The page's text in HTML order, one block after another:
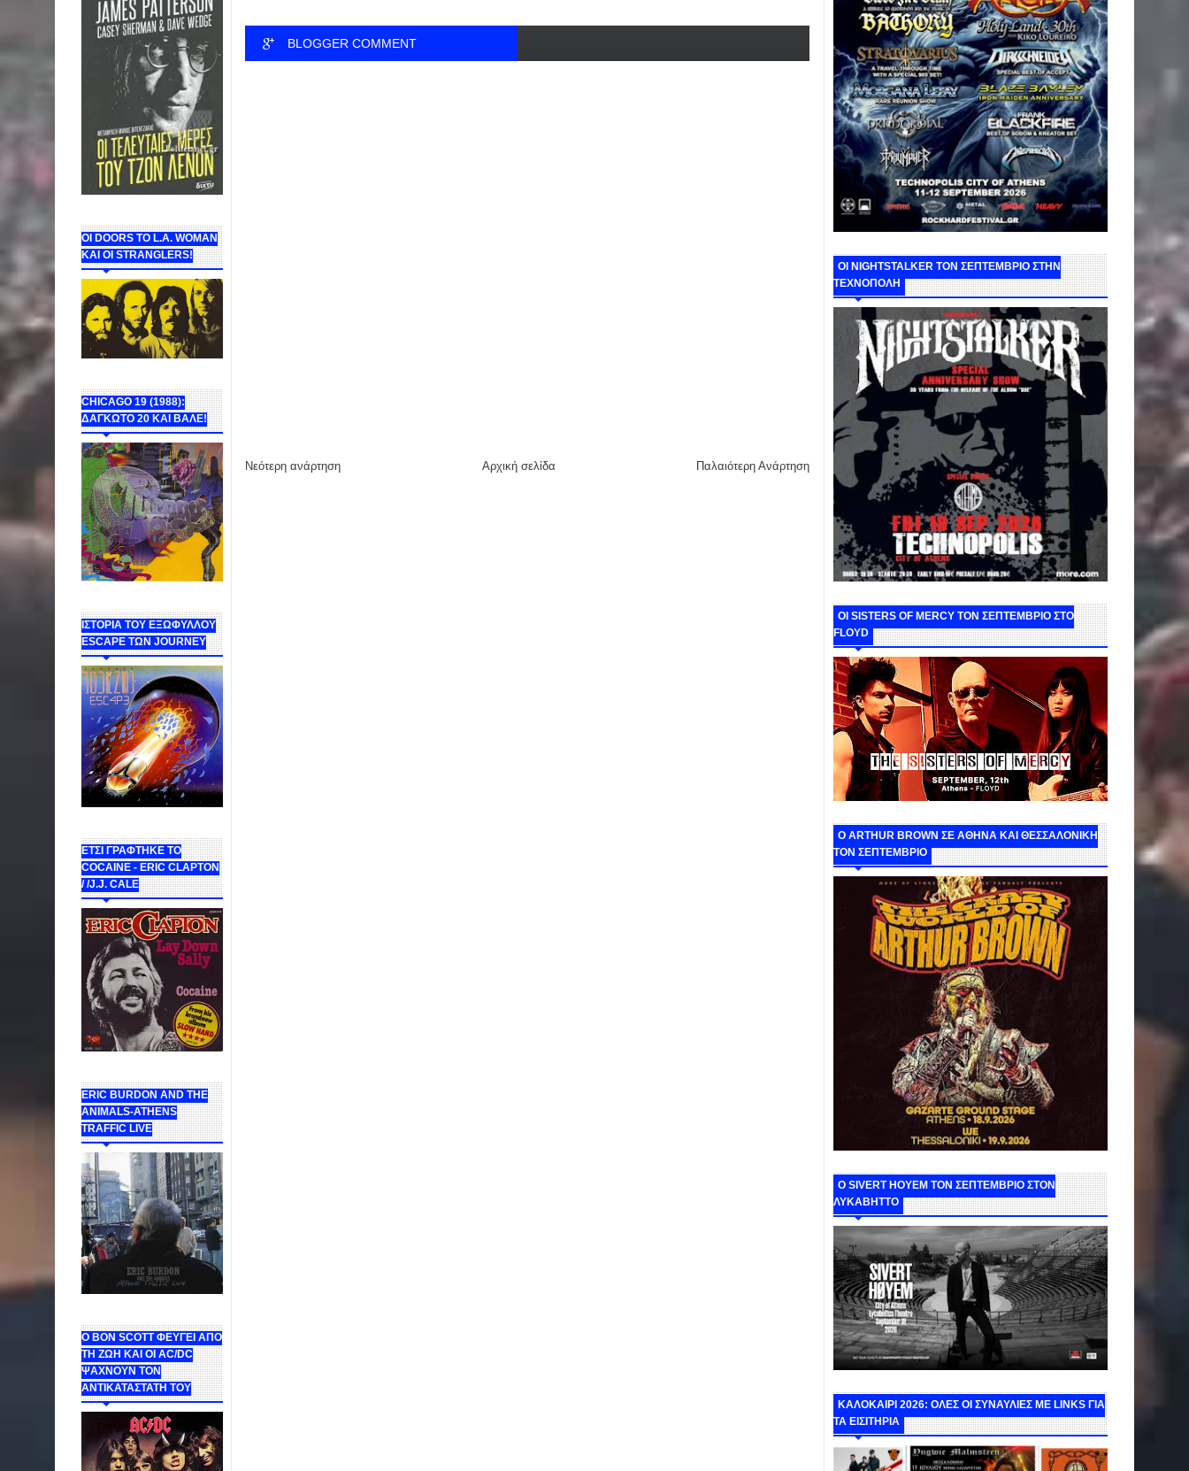
ΟΙ DOORS ΤΟ L.A. WOMAN
KAI OI STRANGLERS!
CHICAGO 19 (1988):
ΔΑΓΚΩΤΟ 20 ΚΑΙ ΒΑΛΕ!
ΙΣΤΟΡΙΑ ΤΟΥ ΕΞΩΦΥΛΛΟΥ
ESCAPE ΤΩΝ JOURNEY
ΕΤΣΙ ΓΡΑΦΤΗΚΕ ΤΟ
COCAINE - ERIC CLAPTON
/ /J.J. CALE
ERIC BURDON AND THE
ANIMALS-ATHENS
TRAFFIC LIVE
Ο BON SCOTT ΦΕΥΓΕΙ ΑΠΟ
ΤΗ ΖΩΗ ΚΑΙ ΟΙ AC/DC
ΨΑΧΝΟΥΝ ΤΟΝ
ΑΝΤΙΚΑΤΑΣΤΑΤΗ ΤΟΥ
BLOGGER COMMENT
Νεότερη ανάρτηση Παλαιότερη Ανάρτηση
Αρχική σελίδα
ΟΙ NIGHTSTALKER ΤΟΝ ΣΕΠΤΕΜΒΡΙΟ ΣΤΗΝ
ΤΕΧΝΟΠΟΛΗ
ΟΙ SISTERS OF MERCY ΤΟΝ ΣΕΠΤΕΜΒΡΙΟ ΣΤΟ
FLOYD
O ARTHUR BROWN ΣΕ ΑΘΗΝΑ ΚΑΙ ΘΕΣΣΑΛΟΝΙΚΗ
ΤΟΝ ΣΕΠΤΕΜΒΡΙΟ
Ο SIVERT HOYEM ΤΟΝ ΣΕΠΤΕΜΒΡΙΟ ΣΤΟΝ
ΛΥΚΑΒΗΤΤΟ
ΚΑΛΟΚΑΙΡΙ 2026: ΟΛΕΣ ΟΙ ΣΥΝΑΥΛΙΕΣ ΜΕ LINKS ΓΙΑ
ΤΑ ΕΙΣΙΤΗΡΙΑ